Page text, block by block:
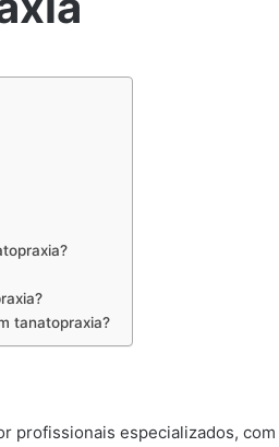
tanatopraxia?
profissionais especializados,